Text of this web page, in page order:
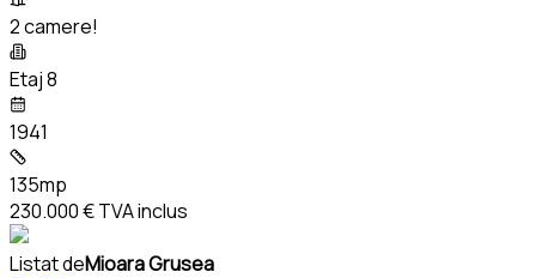
2 camere!
Etaj 8
1941
135mp
230.000 €TVA inclus
Listat deMioara Grusea